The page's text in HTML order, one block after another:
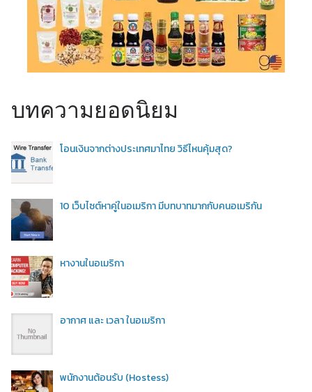
บทความยอดนิยม
โอนเงินจากต่างประเทศมาไทย วิธีไหนคุ้มสุด?
10 เว็บไซต์หาคู่ในอเมริกา มีบทบาทมากกับคนอเมริกัน
หางานในอเมริกา
อากาศ และ เวลา ในอเมริกา
พนักงานต้อนรับ (Hostess)